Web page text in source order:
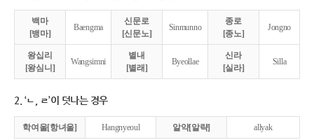
백마
[뱅마]
Baengma
신문로
[신문노]
Sinmunno
종로
[종노]
Jongno
왕십리
[왕심니]
Wangsimni
별내
[별래]
Byeollae
신라
[실라]
Silla
2. ‘ㄴ, ㄹ’이 덧나는 경우
학여울[항녀울] Hangnyeoul 알약[알략] allyak